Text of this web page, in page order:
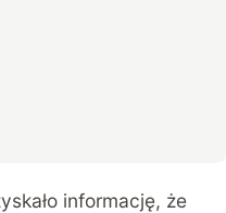
informację, że